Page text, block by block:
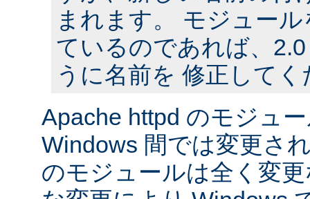
まれます。 モジュー
ているのであれば、
うに名前を 修正して
Apache httpd のモジュ
Windows 間では変更さ
のモジュールは全く変